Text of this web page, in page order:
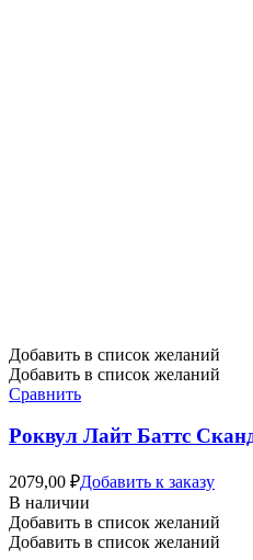
Добавить в список желаний
Добавить в список желаний
Сравнить
Роквул Лайт Баттс
2079,00 ₽Добавить к заказу
В наличии
Добавить в список желаний
Добавить в список желаний